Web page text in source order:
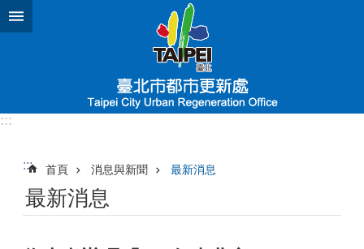
跳到主要內容區塊
:::
::: 首頁 消息與新聞 最新消息
最新消息